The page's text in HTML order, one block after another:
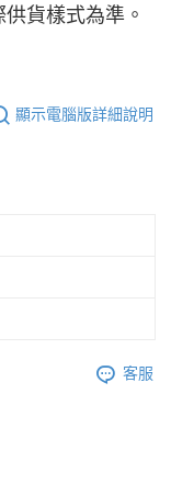
貨樣式為準。
顯示電腦版詳細說明
客服